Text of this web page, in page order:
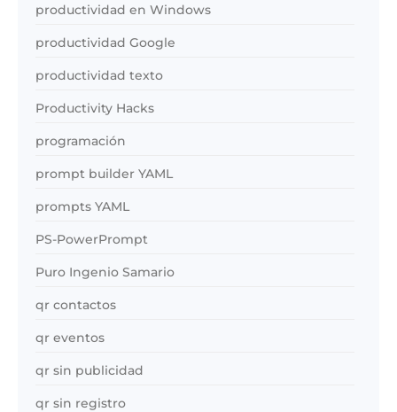
productividad en Windows
productividad Google
productividad texto
Productivity Hacks
programación
prompt builder YAML
prompts YAML
PS-PowerPrompt
Puro Ingenio Samario
qr contactos
qr eventos
qr sin publicidad
qr sin registro